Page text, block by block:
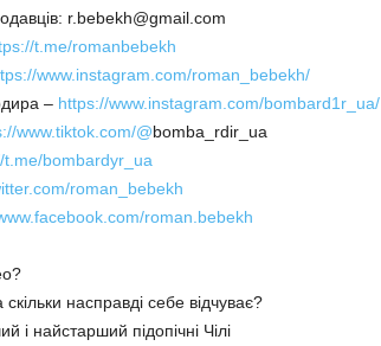
r.bebekh@gmail.com
t.me/romanbebekh
www.instagram.com/roman_bebekh/
– https://www.instagram.com/bombard1r_ua/
www.tiktok.com/@bomba_rdir_ua
t.me/bombardyr_ua
roman_bebekh
roman.bebekh
насправді себе відчуває?
найстарший підопічні Чілі